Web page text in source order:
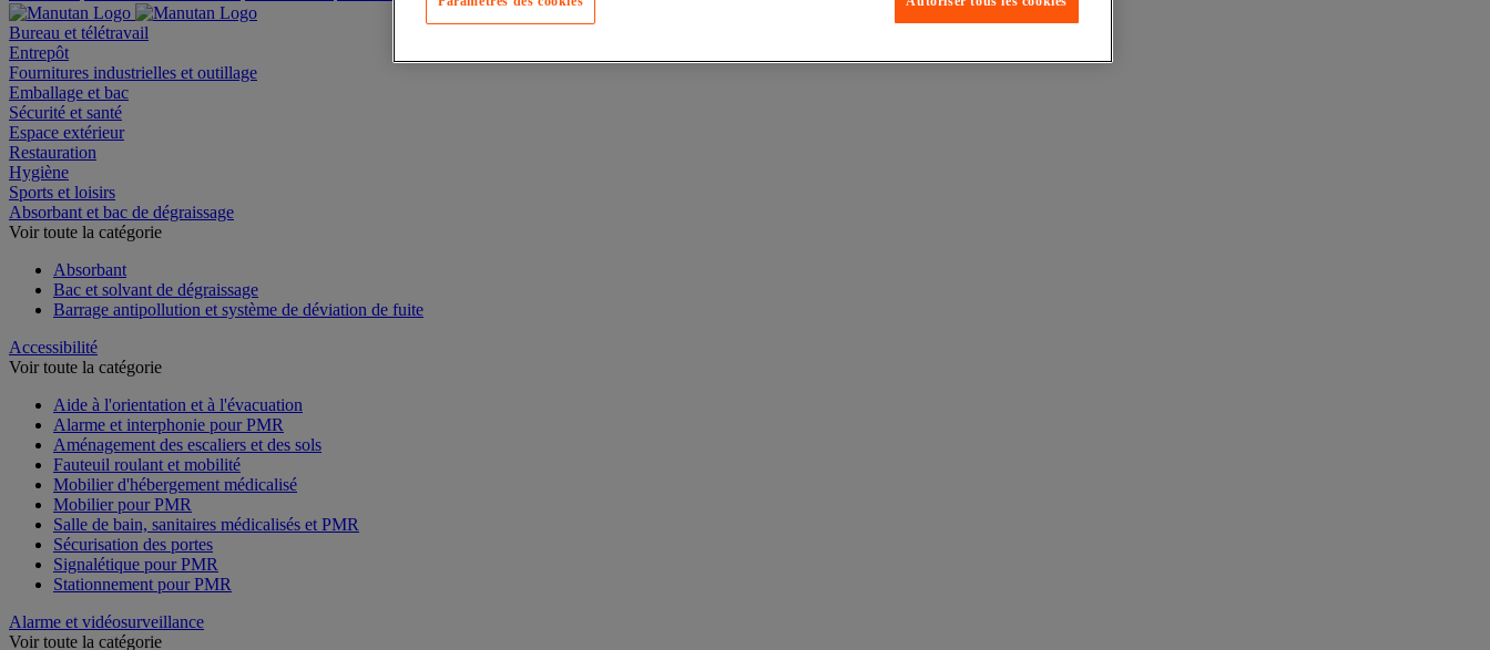
Mes devis Suivre une commande Nos services Aide et contact
Bureau et télétravail
Entrepôt
Fournitures industrielles et outillage
Emballage et bac
Sécurité et santé
Espace extérieur
Restauration
Hygiène
Sports et loisirs
Absorbant et bac de dégraissage
Absorbant
Bac et solvant de dégraissage
Accessibilité
Aide à l'orientation et à l'évacuation
Alarme et interphonie pour PMR
Aménagement des escaliers et des sols
Fauteuil roulant et mobilité
Mobilier d'hébergement médicalisé
Mobilier pour PMR
Salle de bain, sanitaires médicalisés et PMR
Sécurisation des portes
Signalétique pour PMR
Alarme et vidéosurveillance